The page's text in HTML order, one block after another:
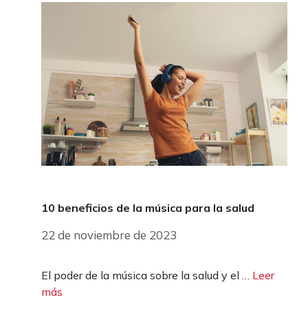
10 beneficios de la música para la salud
22 de noviembre de 2023
El poder de la música sobre la salud y el … Leer
más